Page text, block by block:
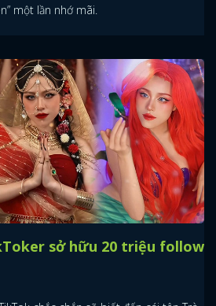
một lần nhớ mãi.
sở hữu 20 triệu follow